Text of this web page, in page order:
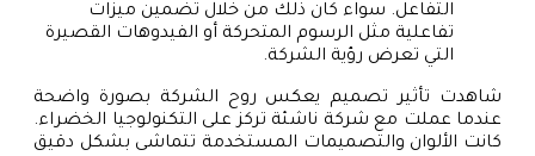
التفاعل. سواء كان ذلك من خلال تضمين ميزات
تفاعلية مثل الرسوم المتحركة أو الفيدوهات القصيرة
التي تعرض رؤية الشركة.
شاهدت تأثير تصميم يعكس روح الشركة بصورة واضحة
عندما عملت مع شركة ناشئة تركز على التكنولوجيا الخضراء.
كانت الألوان والتصميمات المستخدمة تتماشى بشكل دقيق